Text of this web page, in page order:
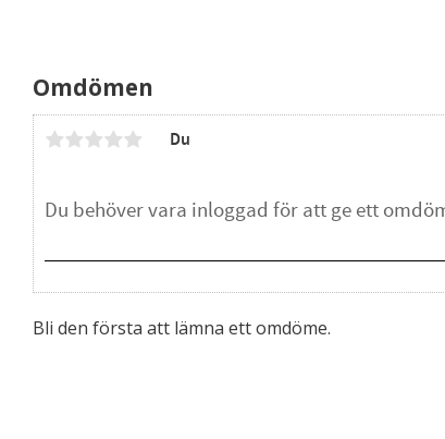
Omdömen
Du
Bli den första att lämna ett omdöme.